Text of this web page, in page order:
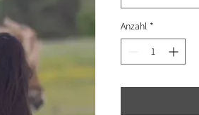
Anzahl *